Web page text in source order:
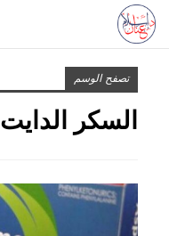
تصفح الوسم
السكر الدايت